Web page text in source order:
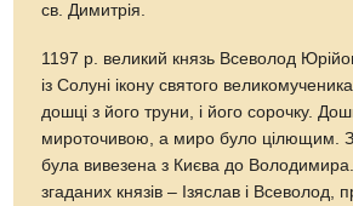
св. Димитрія.
1197 р. великий князь Всеволод
із Солуні ікону святого
дошці з його труни, і його сорочку.
мироточивою, а миро було цілющим.
була вивезена з Києва до
згаданих князів – Ізяслав і Всеволод,